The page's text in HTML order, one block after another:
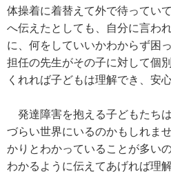
体操着に着替えて外で待ってい
へ伝えたとしても、自分に言わ
に、何をしていいかわからず困
担任の先生がその子に対して個
くれれば子どもは理解でき、安
発達障害を抱える子どもたち
づらい世界にいるのかもしれま
かりとわかっていることが多い
わかるように伝えてあげれば理